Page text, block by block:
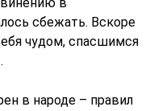
сбежать. Вскоре
чудом, спасшимся
в народе – правил